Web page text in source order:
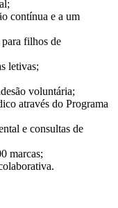
contínua e a um
para filhos de
letivas;
voluntária;
através do Programa
e consultas de
marcas;